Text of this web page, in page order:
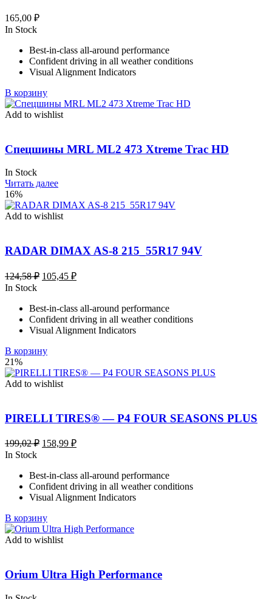
165,00 ₽
In Stock
Best-in-class all-around performance
Confident driving in all weather conditions
Visual Alignment Indicators
В корзину
Add to wishlist
Спецшины MRL ML2 473 Xtreme Trac HD
In Stock
Читать далее
16%
Add to wishlist
RADAR DIMAX AS-8 215_55R17 94V
124,58₽ Первоначальная
124,58 ₽.
105,45 ₽Текущая
In Stock
Best-in-class all-around performance
Confident driving in all weather conditions
Visual Alignment Indicators
В корзину
21%
Add to wishlist
PIRELLI TIRES® — P4 FOUR SEASONS PLUS
199,02₽ Первоначальная
199,02 ₽.
158,99 ₽Текущая
In Stock
Best-in-class all-around performance
Confident driving in all weather conditions
Visual Alignment Indicators
В корзину
Add to wishlist
Orium Ultra High Performance